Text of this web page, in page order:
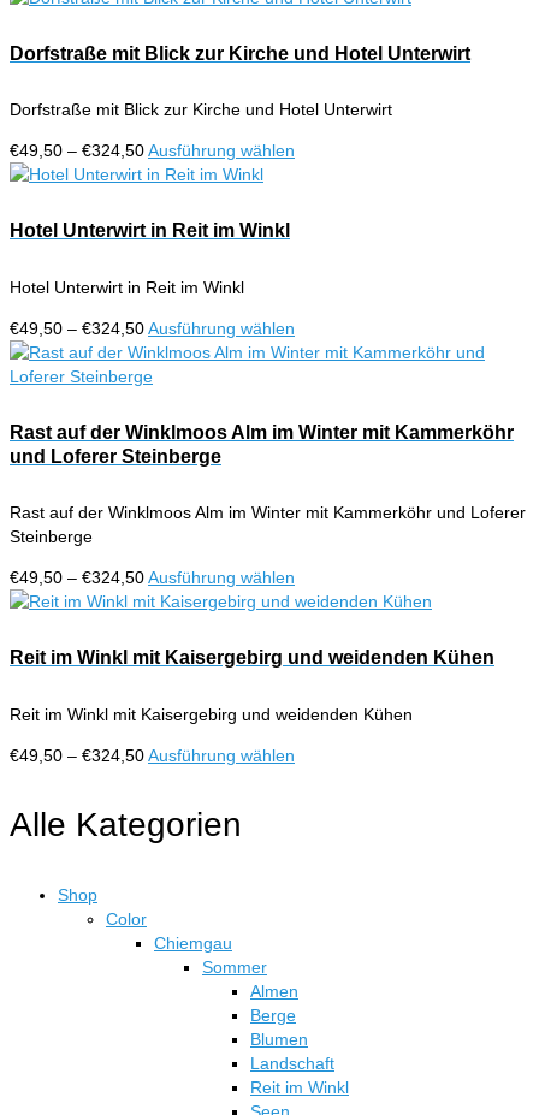
Dorfstraße mit Blick zur Kirche und Hotel Unterwirt
Dorfstraße mit Blick zur Kirche und Hotel Unterwirt
€49,50 – €324,50Preisspanne:
€49,50
€324,50
Ausführung wählen
können
auf
gewählt
Hotel Unterwirt in Reit im Winkl
Hotel Unterwirt in Reit im Winkl
€49,50 – €324,50Preisspanne:
€49,50
bis
Ausführung wählen
Produkt
Varianten
auf.
können
Produktseite
gewählt
Rast auf der Winklmoos Alm im Winter mit Kammerköhr
und Loferer Steinberge
Rast auf der Winklmoos Alm im Winter mit Kammerköhr und Loferer
Steinberge
€49,50 – €324,50Preisspanne:
€49,50
€324,50
Ausführung wählen
Produkt
mehrere
Varianten
Die
können
Reit im Winkl mit Kaisergebirg und weidenden Kühen
Reit im Winkl mit Kaisergebirg und weidenden Kühen
€49,50 – €324,50Preisspanne:
€324,50
Ausführung wählen
der
Produktseite
gewählt
werden
Alle Kategorien
Shop
Color
Chiemgau
Sommer
Almen
Berge
Blumen
Landschaft
Reit im Winkl
Seen